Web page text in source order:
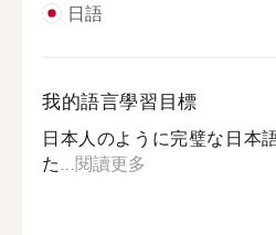
日語
我的語言學習目標
日本人のように完璧な日本
た... 閱讀更多